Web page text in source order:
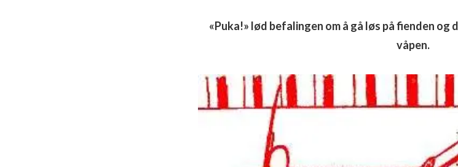
«Puka!» lød befalingen om å gå løs på fienden og
våpen.